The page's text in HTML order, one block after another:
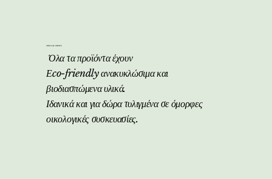
Όλα τα προϊόντα έχουν
Εco-friendly ανακυκλώσιμα και
βιοδιασπώμενα υλικά.
Ιδανικά και για δώρα τυλιγμένα σε όμορφες
οικολογικές συσκευασίες.